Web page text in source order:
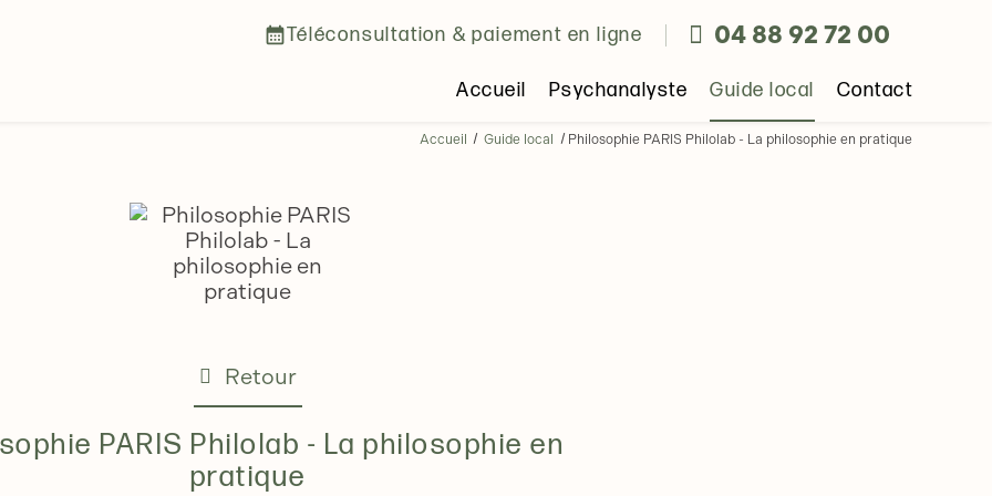
calendar_monthTéléconsultation & paiement en ligne 04 88 92 72 00
Accueil Psychanalyste Guide local Contact
Accueil Guide local Philosophie PARIS Philolab - La philosophie en pratique
Retour
PARIS Philolab - La philosophie en
pratique